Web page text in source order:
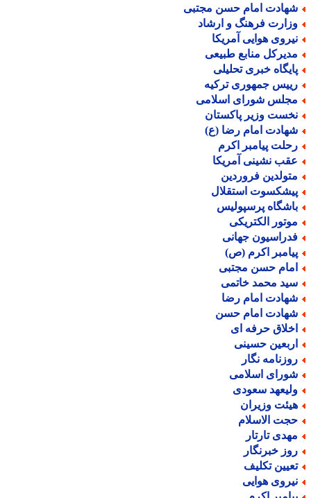
امام حسن مجتبی
فرهنگ و ارشاد
هوایی آمریکا
منابع طبیعی
خبری تحلیلی
جمهوری ترکیه
شورای اسلامی
وزیر پاکستان
امام رضا (ع)
پیامبر اکرم
نشینی آمریکا
فروردین
استقلال
پرسپولیس
الکتریکی
جهانی
اکرم (ص)
حسن مجتبی
محمد خاتمی
امام رضا
امام حسن
حرفه ای
حسینی
نگار
اسلامی
سعودی
وزیران
الاسلام
تارتار
خبرنگار
تکلیف
هوایی